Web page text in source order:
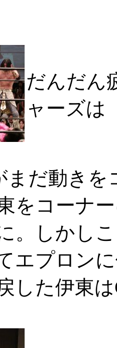
だんだん
ャーズは
まだ動き
をコーナ
。しかし
エプロン
した伊東